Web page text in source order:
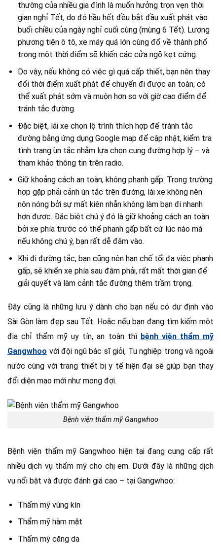
thường của nhiều gia đình là muốn hưởng trọn vẹn thời
gian nghỉ Tết, do đó hầu hết đều bắt đầu xuất phát vào
buổi chiều của ngày nghỉ cuối cùng (mùng 6 Tết). Lượng
phương tiện ô tô, xe máy quá lớn cùng đổ về thành phố
trong một thời điểm sẽ khiến các cửa ngõ kẹt cứng.
Do vậy, nếu không có việc gì quá cấp thiết, bạn nên thay
đổi thời điểm xuất phát để chuyến đi được an toàn; có
thể xuất phát sớm và muộn hơn so với giờ cao điểm để
tránh tắc đường.
Đặc biệt, lái xe chọn lộ trình thích hợp để tránh tắc
đường bằng ứng dụng Google map để cập nhật, kiểm tra
tình trạng ùn tắc nhằm lựa chọn cung đường hợp lý – và
tham khảo thông tin trên radio.
Giữ khoảng cách an toàn, không phanh gấp: Trong trường
hợp gặp phải cảnh ùn tắc trên đường, lái xe không nên
nôn nóng bởi sự mất kiên nhẫn không làm bạn đi nhanh
hơn được. Đặc biệt chú ý đó là giữ khoảng cách an toàn
bởi xe phía trước có thể phanh gấp bất cứ lúc nào mà
nếu không chú ý, bạn rất dễ đâm vào.
Khi đi đường tắc, bạn cũng nên hạn chế tối đa việc phanh
gấp, sẽ khiến xe phía sau đâm phải, rất mất thời gian để
giải quyết và làm cảnh tắc đường thêm trầm trọng.
Đây cũng là những lưu ý dành cho bạn nếu có dự định vào
Sài Gòn làm đẹp sau Tết. Hoặc nếu bạn đang tìm kiếm một
địa chỉ thẩm mỹ uy tín, an toàn thì bệnh viện thẩm mỹ
Gangwhoo với đội ngũ bác sĩ giỏi, Tu nghiệp trong và ngoài
nước cùng với trang thiết bị y tế hiện đại sẽ giúp bạn thay
đổi diện mạo mới như mong đợi.
Bệnh viện thẩm mỹ Gangwhoo
Bệnh viện thẩm mỹ Gangwhoo hiện tại đang cung cấp rất
nhiều dịch vụ thẩm mỹ cho chị em. Dưới đây là những dịch
vụ nổi bật và được đánh giá cao – tại Gangwhoo:
Thẩm mỹ vùng kín
Thẩm mỹ hàm mặt
Thẩm mỹ căng da